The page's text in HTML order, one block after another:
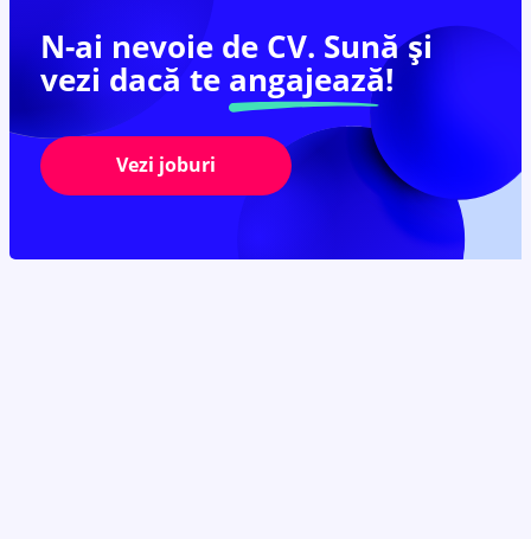
N-ai nevoie de CV. Sună și
vezi dacă te angajează!
Vezi joburi